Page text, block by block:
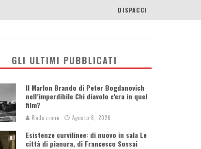
DISPACCI
GLI ULTIMI PUBBLICATI
Il Marlon Brando di Peter Bogdanovich
nell’imperdibile Chi diavolo c’era in quel
film?
Redazione Agosto 6, 2026
Esistenze curvilinee: di nuovo in sala Le
città di pianura, di Francesco Sossai